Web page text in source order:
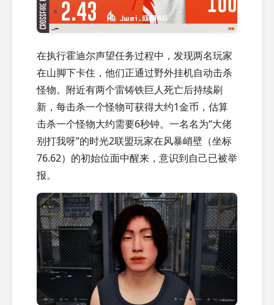
在执行霍迪尔声望任务过程中，发现两名玩家
在山脚下卡住，他们正通过野外挂机自动击杀
怪物。附近有两个雷铸铁巨人死亡后持续刷
新，每击杀一个怪物可获得大约1金币，估算
击杀一个怪物大约需要6秒钟。一名名为“大佬
别打我呀”的时光2联盟玩家在风暴峭壁（坐标
76.62）的初始位面中醒来，意识到自己已被举
报。